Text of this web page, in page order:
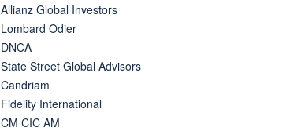
Allianz Global Investors
Lombard Odier
DNCA
State Street Global Advisors
Candriam
Fidelity International
CM CIC AM